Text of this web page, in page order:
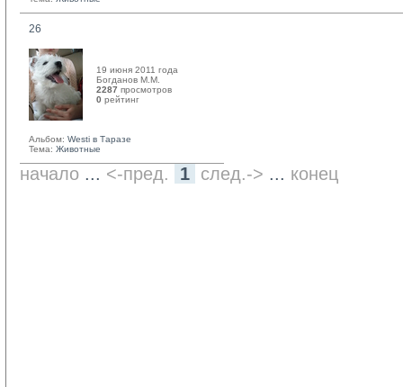
26
19 июня 2011 года
Богданов М.М.
2287 просмотров
0 рейтинг
Альбом: Westi в Таразе
Тема: Животные
начало ... <-пред. 1 след.-> ... конец